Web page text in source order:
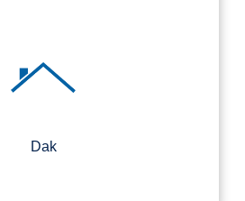
Dak